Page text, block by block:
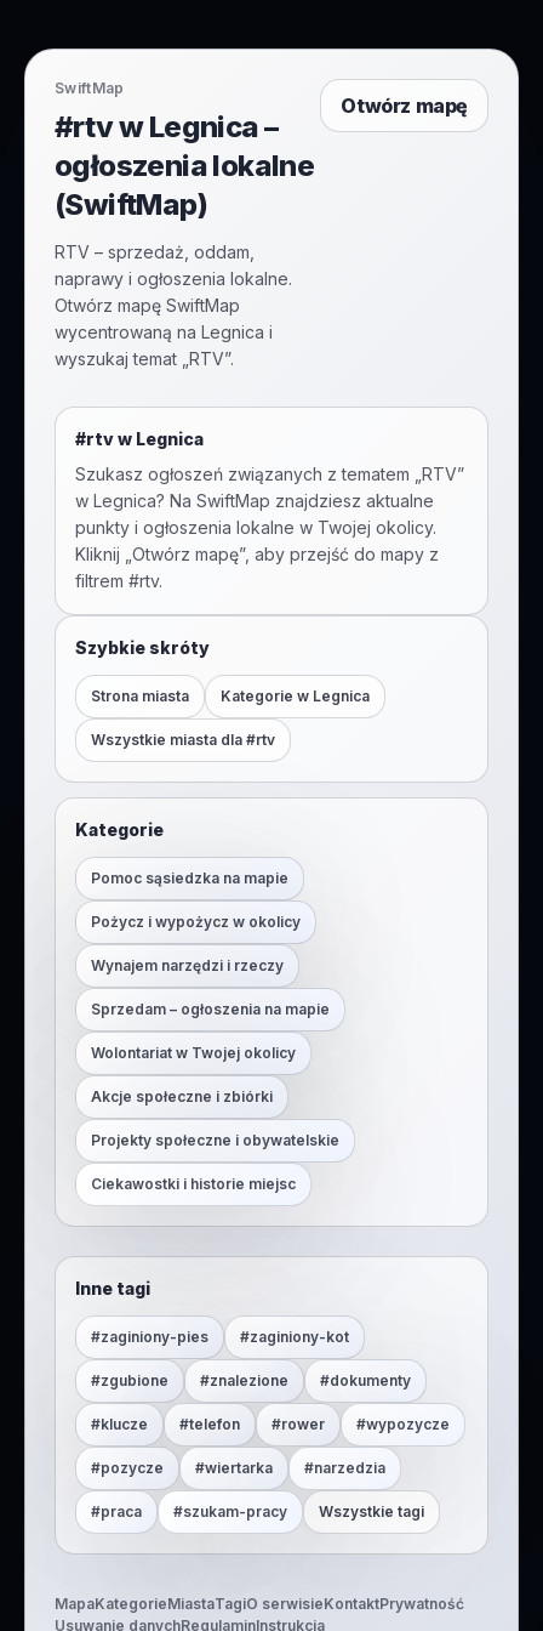
SwiftMap
#rtv w Legnica –
ogłoszenia lokalne
(SwiftMap)
RTV – sprzedaż, oddam,
naprawy i ogłoszenia lokalne.
Otwórz mapę SwiftMap
wycentrowaną na Legnica i
wyszukaj temat „RTV”.
Otwórz mapę
#rtvw Legnica
Szukasz ogłoszeń związanych z tematem „ RTV”
w Legnica? Na SwiftMap znajdziesz aktualne
punkty i ogłoszenia lokalne w Twojej okolicy.
Kliknij „Otwórz mapę”, aby przejść do mapy z
filtrem #rtv.
Szybkie skróty
Strona miasta Kategorie w Legnica
Wszystkie miasta dla #rtv
Kategorie
Pomoc sąsiedzka na mapie
Pożycz i wypożycz w okolicy
Wynajem narzędzi i rzeczy
Sprzedam – ogłoszenia na mapie
Wolontariat w Twojej okolicy
Akcje społeczne i zbiórki
Projekty społeczne i obywatelskie
Ciekawostki i historie miejsc
Inne tagi
#zaginiony-pies #zaginiony-kot
#zgubione #znalezione #dokumenty
#klucze #telefon #rower #wypozycze
#pozycze #wiertarka #narzedzia
#praca #szukam-pracy Wszystkie tagi
MapaKategorieMiastaTagiO serwisieKontaktPrywatność
Usuwanie danychRegulaminInstrukcja